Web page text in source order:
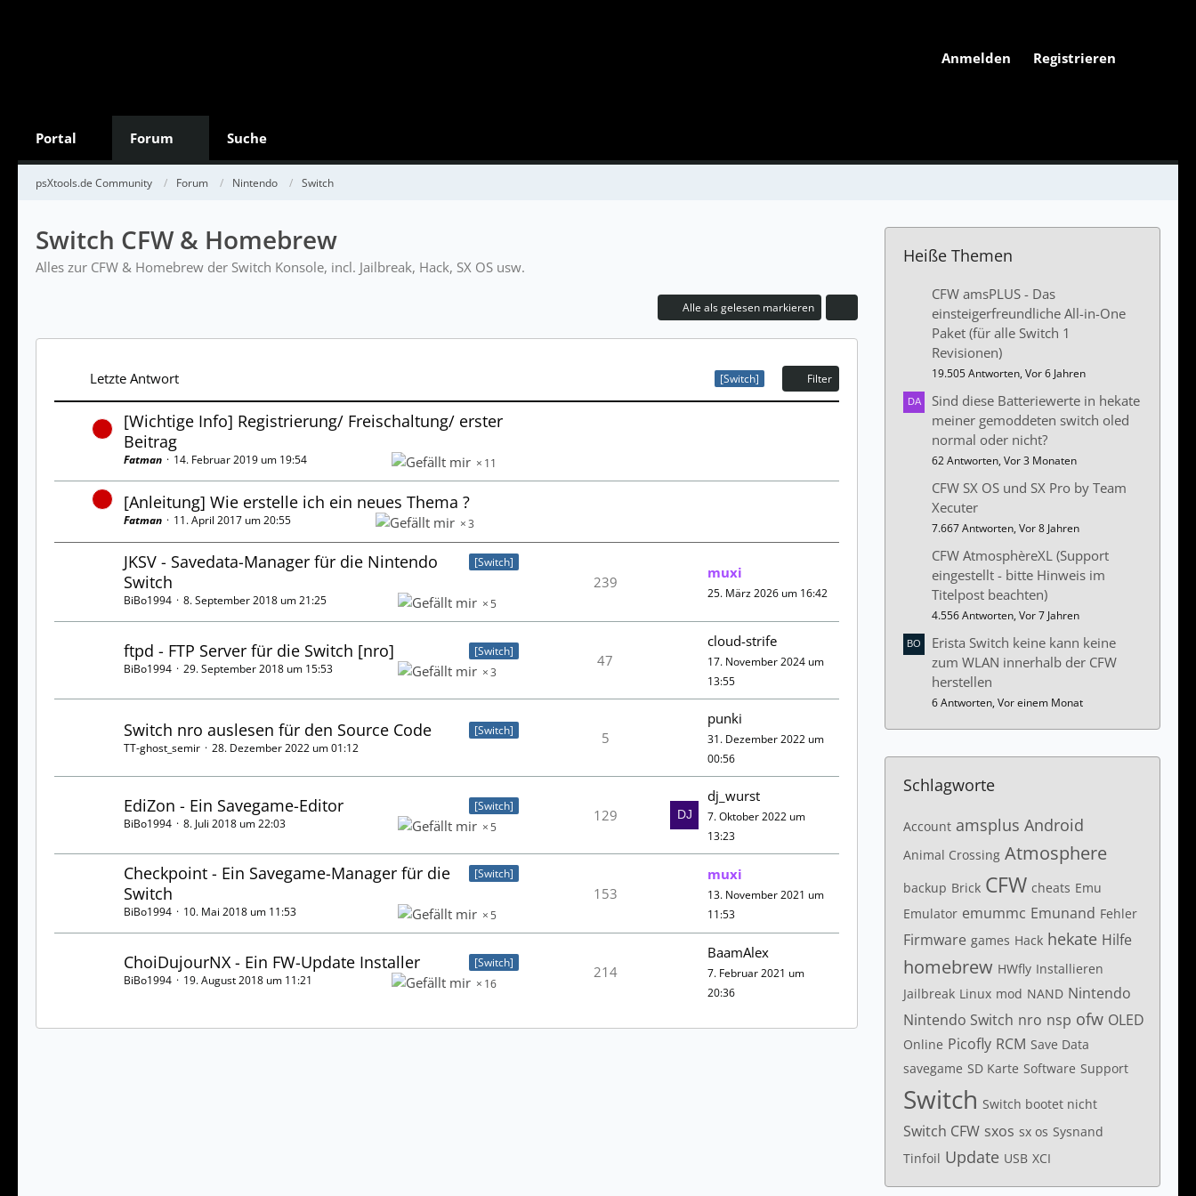
Anmelden Registrieren
Portal Forum Suche
psXtools.de Community Forum Nintendo Switch
Switch CFW & Homebrew
Alles zur CFW & Homebrew der Switch Konsole, incl. Jailbreak, Hack, SX OS usw.
Alle als gelesen markieren
Letzte Antwort [Switch] Filter
[Wichtige Info] Registrierung/ Freischaltung/ erster
Beitrag
11
Fatman 14. Februar 2019 um 19:54
[Anleitung] Wie erstelle ich ein neues Thema ?
3
Fatman 11. April 2017 um 20:55
[Switch]
JKSV - Savedata-Manager für die Nintendo
Switch
5
BiBo1994 8. September 2018 um 21:25
239
muxi
25. März 2026 um 16:42
[Switch]
ftpd - FTP Server für die Switch [nro]
3
BiBo1994 29. September 2018 um 15:53 47
cloud-strife
17. November 2024 um
13:55
[Switch]
Switch nro auslesen für den Source Code
TT-ghost_semir 28. Dezember 2022 um 01:12
5
punki
31. Dezember 2022 um
00:56
[Switch]
EdiZon - Ein Savegame-Editor
5
BiBo1994 8. Juli 2018 um 22:03 129
dj_wurst
7. Oktober 2022 um
13:23
[Switch]
Checkpoint - Ein Savegame-Manager für die
Switch
5
BiBo1994 10. Mai 2018 um 11:53
153
muxi
13. November 2021 um
11:53
[Switch]
ChoiDujourNX - Ein FW-Update Installer
16
BiBo1994 19. August 2018 um 11:21 214
BaamAlex
7. Februar 2021 um
20:36
Heiße Themen
CFW amsPLUS - Das
einsteigerfreundliche All-in-One
Paket (für alle Switch 1
Revisionen)
19.505 Antworten, Vor 6 Jahren
Sind diese Batteriewerte in hekate
meiner gemoddeten switch oled
normal oder nicht?
62 Antworten, Vor 3 Monaten
CFW SX OS und SX Pro by Team
Xecuter
7.667 Antworten, Vor 8 Jahren
CFW AtmosphèreXL (Support
eingestellt - bitte Hinweis im
Titelpost beachten)
4.556 Antworten, Vor 7 Jahren
Erista Switch keine kann keine
zum WLAN innerhalb der CFW
herstellen
6 Antworten, Vor einem Monat
Schlagworte
Account amsplus Android
Animal Crossing Atmosphere
backup Brick CFW cheats Emu
Emulator emummc Emunand Fehler
Firmware games Hack hekate Hilfe
homebrew HWfly Installieren
Jailbreak Linux mod NAND Nintendo
Nintendo Switch nro nsp ofw OLED
Online Picofly RCM Save Data
savegame SD Karte Software Support
Switch Switch bootet nicht
Switch CFW sxos sx os Sysnand
Tinfoil Update USB XCI